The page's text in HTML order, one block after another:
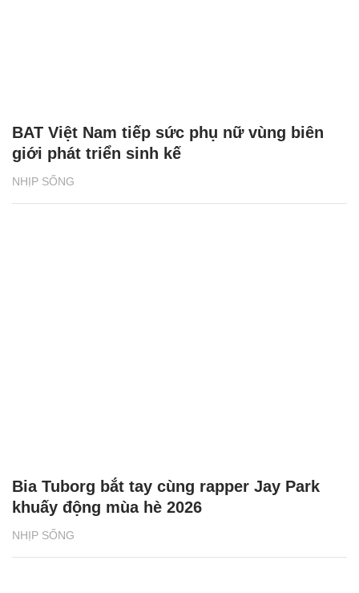
NHỊP SỐNG
BAT Việt Nam tiếp sức phụ nữ vùng biên
giới phát triển sinh kế
NHỊP SỐNG
Bia Tuborg bắt tay cùng rapper Jay Park
khuấy động mùa hè 2026